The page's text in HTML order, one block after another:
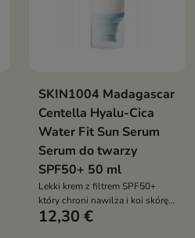
SKIN1004 Madagascar
Centella Hyalu-Cica
Water Fit Sun Serum
Serum do twarzy
SPF50+ 50 ml
Lekki krem z filtrem SPF50+
który chroni nawilża i koi skórę
bez bielenia idealny do
12,30 €